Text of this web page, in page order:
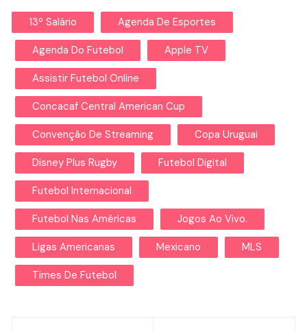
13º Salário Agenda De Esportes
Agenda Do Futebol Apple TV
Assistir Futebol Online
Concacaf Central American Cup
Convenção De Streaming Copa Uruguai
Disney Plus Rugby Futebol Digital
Futebol Internacional
Futebol Nas Américas Jogos Ao Vivo.
Ligas Americanas Mexicano MLS
Times De Futebol